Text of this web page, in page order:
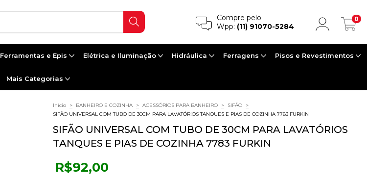
Compre pelo
Wpp: (11) 91070-5284
0
Ferramentas e Epis Elétrica e Iluminação Hidráulica Ferragens Pisos e Revestimentos
Mais Categorias
Início > BANHEIRO E COZINHA > ACESSÓRIOS PARA BANHEIRO > SIFÃO
>
SIFÃO UNIVERSAL COM TUBO DE 30CM PARA LAVATÓRIOS TANQUES E PIAS DE COZINHA 7783 FURKIN
SIFÃO UNIVERSAL COM TUBO DE 30CM PARA LAVATÓRIOS
TANQUES E PIAS DE COZINHA 7783 FURKIN
R$92,00